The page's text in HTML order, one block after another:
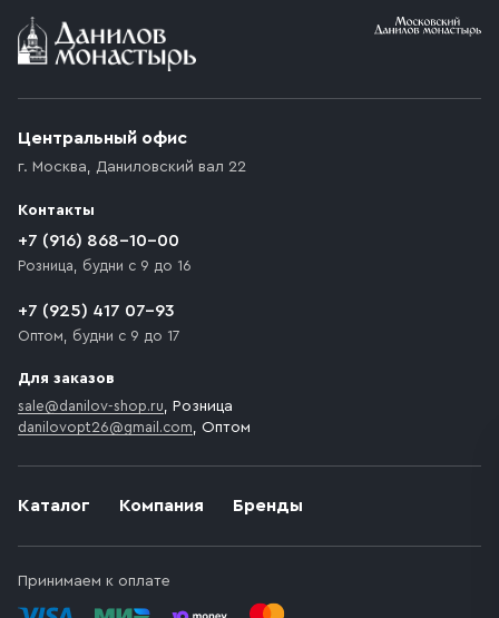
Условия доставки
возникают препятствия для подъезда автомобиля,
которое максимально близко к месту запланированной
движения. Если на территории места назначения
доставки предусмотрен платный въезд, то Покупателю
необходимо компенсировать стоимость въезда
Каталог Компания Бренды
Принимаем к оплате
Центральный офис
г. Москва, Даниловский вал 22
Контакты
+7 (916) 868-10-00
Розница, будни с 9 до 16
+7 (925) 417 07-93
Оптом, будни с 9 до 17
Для заказов
sale@danilov-shop.ru, Розница
danilovopt26@gmail.com, Оптом